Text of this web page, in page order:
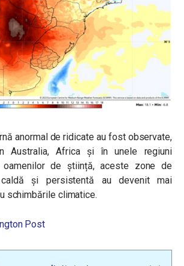
anormal de ridicate au fost observate,
Australia, Africa și în unele regiuni
oamenilor de știință, aceste zone de
și persistentă au devenit mai
schimbările climatice.
Post